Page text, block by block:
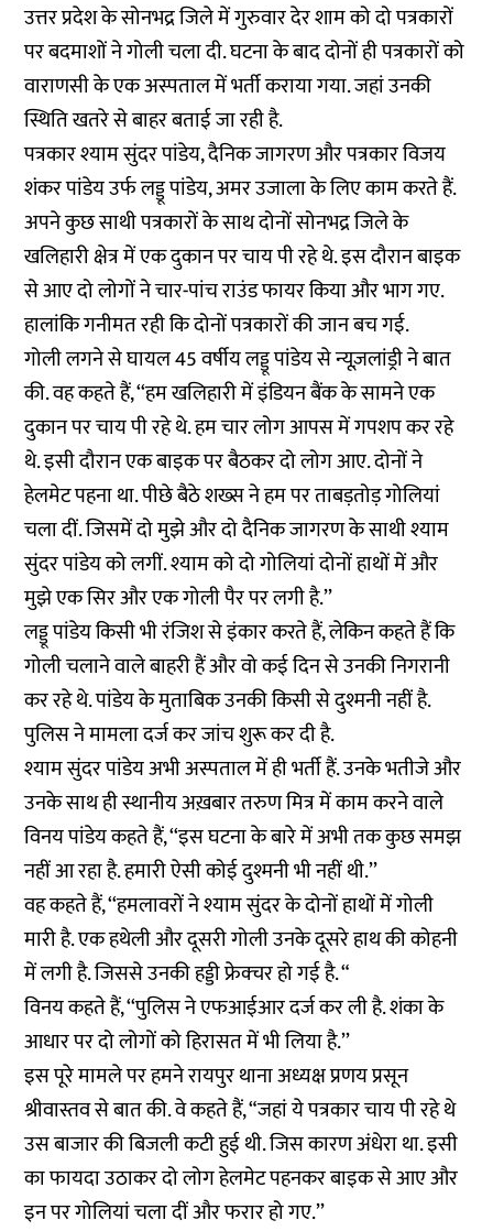
उत्तर प्रदेश के सोनभद्र जिले में गुरुवार देर शाम को दो पत्रकारों
पर बदमाशों ने गोली चला दी. घटना के बाद दोनों ही पत्रकारों को
वाराणसी के एक अस्पताल में भर्ती कराया गया. जहां उनकी
स्थिति खतरे से बाहर बताई जा रही है.
पत्रकार श्याम सुंदर पांडेय, दैनिक जागरण और पत्रकार विजय
शंकर पांडेय उर्फ लड्डू पांडेय, अमर उजाला के लिए काम करते हैं.
अपने कुछ साथी पत्रकारों के साथ दोनों सोनभद्र जिले के
खलिहारी क्षेत्र में एक दुकान पर चाय पी रहे थे. इस दौरान बाइक
से आए दो लोगों ने चार-पांच राउंड फायर किया और भाग गए.
हालांकि गनीमत रही कि दोनों पत्रकारों की जान बच गई.
गोली लगने से घायल 45 वर्षीय लड्डू पांडेय से न्यूज़लांड्री ने बात
की. वह कहते हैं, ‘‘हम खलिहारी में इंडियन बैंक के सामने एक
दुकान पर चाय पी रहे थे. हम चार लोग आपस में गपशप कर रहे
थे. इसी दौरान एक बाइक पर बैठकर दो लोग आए. दोनों ने
हेलमेट पहना था. पीछे बैठे शख्स ने हम पर ताबड़तोड़ गोलियां
चला दीं. जिसमें दो मुझे और दो दैनिक जागरण के साथी श्याम
सुंदर पांडेय को लगीं. श्याम को दो गोलियां दोनों हाथों में और
मुझे एक सिर और एक गोली पैर पर लगी है.’’
लड्डू पांडेय किसी भी रंजिश से इंकार करते हैं, लेकिन कहते हैं कि
गोली चलाने वाले बाहरी हैं और वो कई दिन से उनकी निगरानी
कर रहे थे. पांडेय के मुताबिक उनकी किसी से दुश्मनी नहीं है.
पुलिस ने मामला दर्ज कर जांच शुरू कर दी है.
श्याम सुंदर पांडेय अभी अस्पताल में ही भर्ती हैं. उनके भतीजे और
उनके साथ ही स्थानीय अख़बार तरुण मित्र में काम करने वाले
विनय पांडेय कहते हैं, ‘‘इस घटना के बारे में अभी तक कुछ समझ
नहीं आ रहा है. हमारी ऐसी कोई दुश्मनी भी नहीं थी.’’
वह कहते हैं, ‘‘हमलावरों ने श्याम सुंदर के दोनों हाथों में गोली
मारी है. एक हथेली और दूसरी गोली उनके दूसरे हाथ की कोहनी
में लगी है. जिससे उनकी हड्डी फ्रेक्चर हो गई है. “
विनय कहते हैं, ‘‘पुलिस ने एफआईआर दर्ज कर ली है. शंका के
आधार पर दो लोगों को हिरासत में भी लिया है.’’
इस पूरे मामले पर हमने रायपुर थाना अध्यक्ष प्रणय प्रसून
श्रीवास्तव से बात की. वे कहते हैं, “जहां ये पत्रकार चाय पी रहे थे
उस बाजार की बिजली कटी हुई थी. जिस कारण अंधेरा था. इसी
का फायदा उठाकर दो लोग हेलमेट पहनकर बाइक से आए और
इन पर गोलियां चला दीं और फरार हो गए.’’